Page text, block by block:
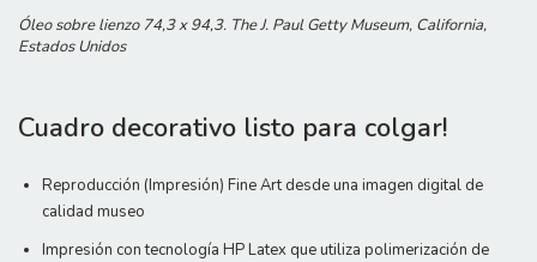
Óleo sobre lienzo 74,3 x 94,3. The J. Paul Getty Museum, California,
Estados Unidos
Cuadro decorativo listo para colgar!
Reproducción (Impresión) Fine Art desde una imagen digital de
calidad museo
Impresión con tecnología HP Latex que utiliza polimerización de